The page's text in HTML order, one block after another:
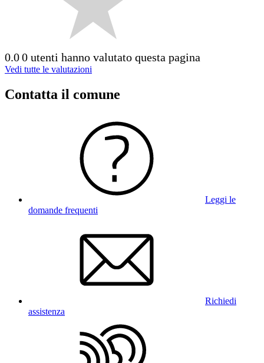
0.00 utenti hanno valutato questa pagina
Vedi tutte le valutazioni
Contatta il comune
Leggi le
domande frequenti
Richiedi
assistenza